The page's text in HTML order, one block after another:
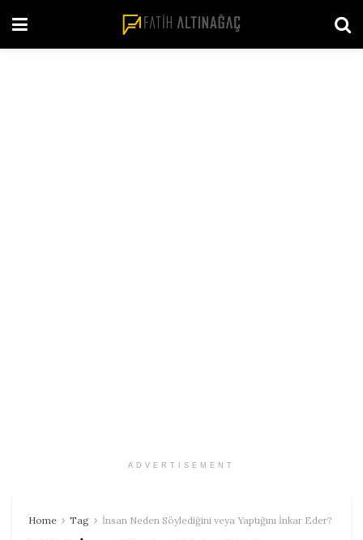
ADVERTISEMENT
Home Tag İnsan Neden Söylediğini veya Yaptığını İnkar Eder?